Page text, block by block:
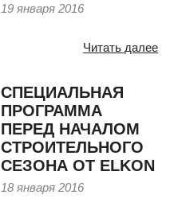
19 января 2016
Читать далее
СПЕЦИАЛЬНАЯ
ПРОГРАММА
ПЕРЕД НАЧАЛОМ
СТРОИТЕЛЬНОГО
СЕЗОНА ОТ ELKON
18 января 2016